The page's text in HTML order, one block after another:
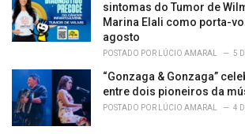
sintomas do Tumor de
Marina Elali como porta-
agosto
POSTADO POR LÚCIO AMARAL 5
“Gonzaga & Gonzaga”
entre dois pioneiros da
POSTADO POR LÚCIO AMARAL 4